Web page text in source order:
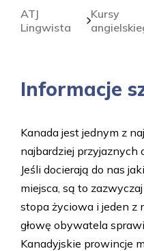
ATJ
Lingwista
Kursy
Informacje
Kanada jest jednym z
najbardziej
Jeśli docierają do nas
miejsca, są to
stopa życiowa i jeden z
głowę obywatela
Kanadyjskie prowincje